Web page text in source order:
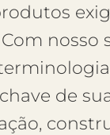
nosso
de